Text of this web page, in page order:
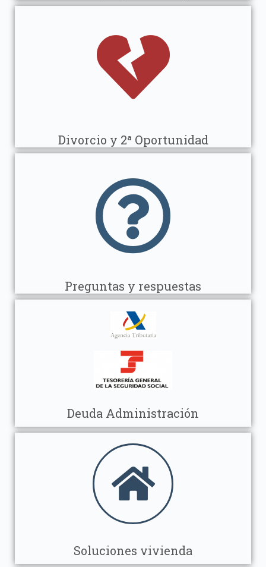
Divorcio y 2ª Oportunidad
Preguntas y respuestas
Deuda Administración
Soluciones vivienda